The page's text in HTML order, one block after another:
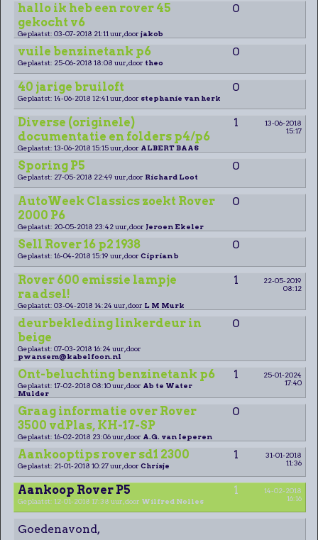
hallo ik heb een rover 45
gekocht v6
0
Geplaatst: 03-07-2018 21:11 uur, door jakob
vuile benzinetank p6 0
Geplaatst: 25-06-2018 18:08 uur, door theo
40 jarige bruiloft 0
Geplaatst: 14-06-2018 12:41 uur, door stephanie van herk
Diverse (originele)
documentatie en folders p4/p6
1
13-06-2018
15:17
Geplaatst: 13-06-2018 15:15 uur, door ALBERT BAAS
Sporing P5 0
Geplaatst: 27-05-2018 22:49 uur, door Richard Loot
AutoWeek Classics zoekt Rover
2000 P6
0
Geplaatst: 20-05-2018 23:42 uur, door Jeroen Ekeler
Sell Rover 16 p2 1938 0
Geplaatst: 16-04-2018 15:19 uur, door Ciprian b
Rover 600 emissie lampje
raadsel!
1
22-05-2019
08:12
Geplaatst: 03-04-2018 14:24 uur, door L M Murk
deurbekleding linkerdeur in
beige
0
Geplaatst: 07-03-2018 16:24 uur, door
pwansem@kabelfoon.nl
Ont-beluchting benzinetank p6 1
25-01-2024
17:40
Geplaatst: 17-02-2018 08:10 uur, door Ab te Water
Mulder
Graag informatie over Rover
3500 vdPlas, KH-17-SP
0
Geplaatst: 16-02-2018 23:06 uur, door A.G. van Ieperen
Aankooptips rover sd1 2300 1
31-01-2018
11:36
Geplaatst: 21-01-2018 10:27 uur, door Chrisje
Aankoop Rover P5 1
14-02-2018
16:16
Geplaatst: 12-01-2018 17:38 uur, door Wilfred Nolles
Goedenavond,